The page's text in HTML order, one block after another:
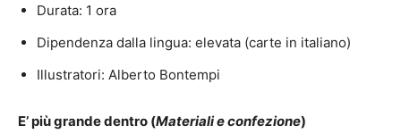
Durata: 1 ora
Dipendenza dalla lingua: elevata (carte in italiano)
Illustratori: Alberto Bontempi
E’ più grande dentro (Materiali e confezione)